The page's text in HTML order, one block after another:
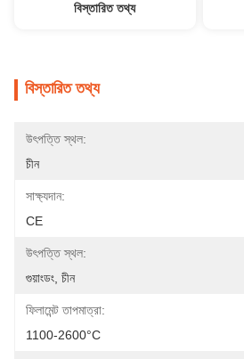
বিস্তারিত তথ্য
বিস্তারিত তথ্য
উৎপত্তি স্থল:
চীন
সাক্ষ্যদান:
CE
উৎপত্তি স্থল:
গুয়াংডং, চীন
ফিলামেন্ট তাপমাত্রা:
1100-2600°C